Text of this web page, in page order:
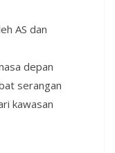
AS dan
depan
serangan
kawasan